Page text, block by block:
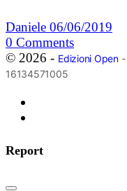
Daniele 06/06/2019
0 Comments
© 2026 - Edizioni Open-
16134571005
Report